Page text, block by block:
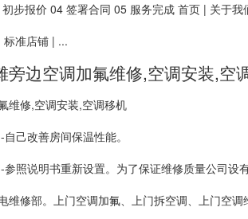
步报价 04 签署合同 05 服务完成 首页 | 关于
准店铺 | ...
旁边空调加氟维修,空调安装,空
维修,空调安装,空调移机
己改善房间保温性能。
照说明书重新设置。为了保证维修质量公司设
维修部。上门空调加氟、上门拆空调、上门空